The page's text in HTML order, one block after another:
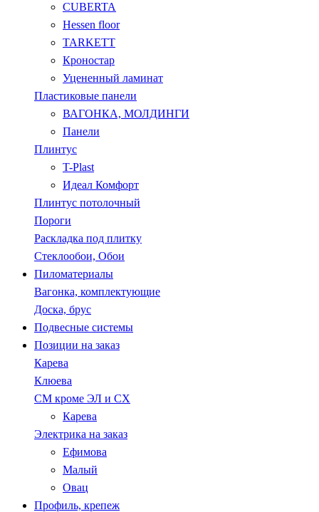
CUBERTA
Hessen floor
TARKETT
Кроностар
Уцененный ламинат
Пластиковые панели
ВАГОНКА, МОЛДИНГИ
Панели
Плинтус
T-Plast
Идеал Комфорт
Плинтус потолочный
Пороги
Раскладка под плитку
Стеклообои, Обои
Пиломатериалы
Вагонка, комплектующие
Доска, брус
Подвесные системы
Позиции на заказ
Карева
Клюева
СМ кроме ЭЛ и СХ
Карева
Электрика на заказ
Ефимова
Малый
Овац
Профиль, крепеж